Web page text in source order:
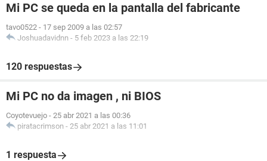
Mi PC se queda en la pantalla del fabricante
tavo0522 - 17 sep 2009 a las 02:57
Joshuadavidnn - 5 feb 2023 a las 22:19
120 respuestas
Mi PC no da imagen , ni BIOS
Coyotevuejo - 25 abr 2021 a las 00:36
piratacrimson - 25 abr 2021 a las 11:01
1 respuesta